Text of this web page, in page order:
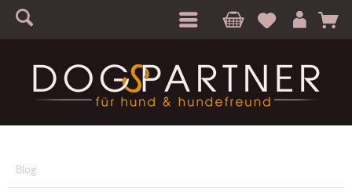
S A
Blog